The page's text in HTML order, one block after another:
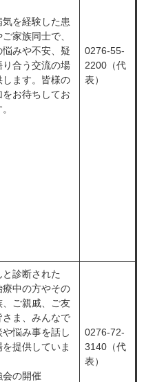
気を経験した患
家族同士で、
悩みや不安、疑
り合う交流の場
します。皆様の
をお待ちしてお
0276-55-
2200（代
表）
と診断された
療中の方やその
、ご親戚、ご友
さま、みんなで
や悩み事を話し
提供していま
会の開催
0276-72-
3140（代
表）